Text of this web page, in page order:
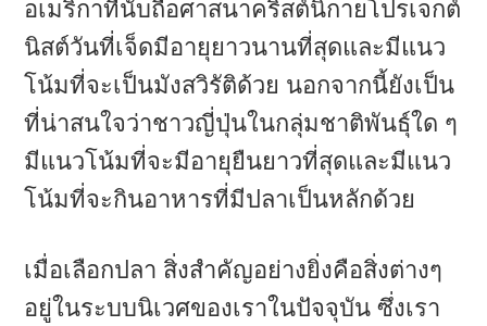
a
v
i
g
a
t
o
n
e
n
t
i
d
e
b
a
r
อเมริกาที่นับถือศาสนาคริสต์นิกายโปรเจกต์
นิสต์วันที่เจ็ดมีอายุยาวนานที่สุดและมีแนว
โน้มที่จะเป็นมังสวิรัติด้วย นอกจากนี้ยังเป็น
ที่น่าสนใจว่าชาวญี่ปุ่นในกลุ่มชาติพันธุ์ใด ๆ
มีแนวโน้มที่จะมีอายุยืนยาวที่สุดและมีแนว
โน้มที่จะกินอาหารที่มีปลาเป็นหลักด้วย
เมื่อเลือกปลา สิ่งสำคัญอย่างยิ่งคือสิ่งต่างๆ
อยู่ในระบบนิเวศของเราในปัจจุบัน ซึ่งเรา